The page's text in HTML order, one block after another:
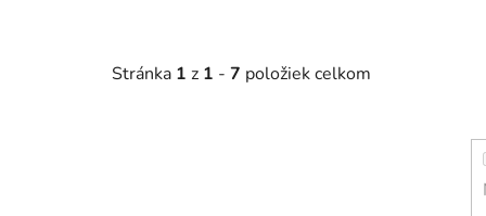
Stránka 1 z 1 - 7 položiek celkom